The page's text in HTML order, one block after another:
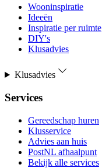
Wooninspiratie
Ideeën
Inspiratie per ruimte
DIY's
Klusadvies
Klusadvies
Services
Gereedschap huren
Klusservice
Advies aan huis
PostNL afhaalpunt
Bekijk alle services